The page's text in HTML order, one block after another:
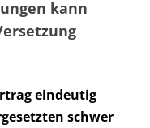
kann
eindeutig
schwer